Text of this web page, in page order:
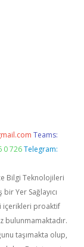
Teams:
0 726 Telegram:
Bilgi Teknolojileri
Yer Sağlayıcı
içerikleri proaktif
bulunmamaktadır.
taşımakta olup,